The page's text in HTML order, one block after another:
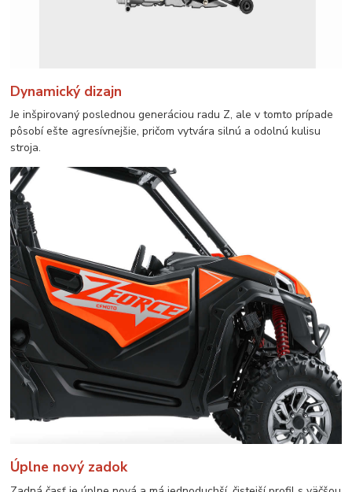
Dynamický dizajn
Je inšpirovaný poslednou generáciou radu Z, ale v tomto prípade
pôsobí ešte agresívnejšie, pričom vytvára silnú a odolnú kulisu
stroja.
Úplne nový zadok